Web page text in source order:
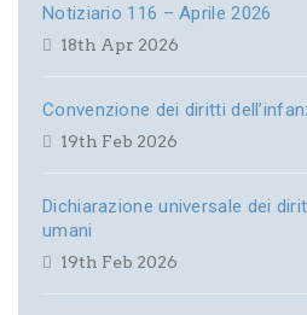
Notiziario 116 – Aprile 2026
18th Apr 2026
Convenzione dei diritti
19th Feb 2026
Dichiarazione universale dei
umani
19th Feb 2026